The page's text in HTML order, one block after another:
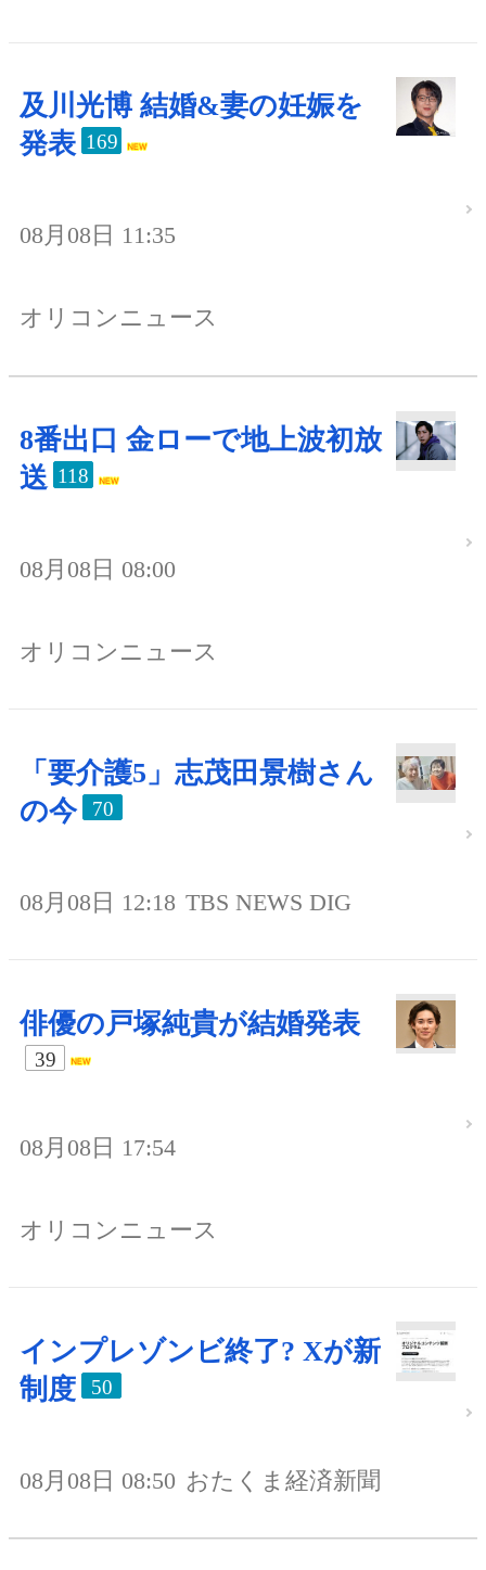
及川光博 結婚&妻の妊娠を
発表 169
08月08日 11:35
オリコンニュース
8番出口 金ローで地上波初放
送 118
08月08日 08:00
オリコンニュース
「要介護5」志茂田景樹さん
の今
70
08月08日 12:18 TBS NEWS DIG
俳優の戸塚純貴が結婚発表
39
08月08日 17:54
オリコンニュース
インプレゾンビ終了? Xが新
制度
50
08月08日 08:50 おたくま経済新聞